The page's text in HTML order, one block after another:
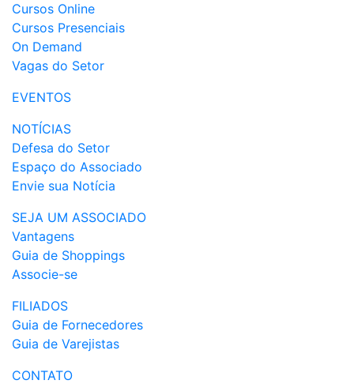
Cursos Online
Cursos Presenciais
On Demand
Vagas do Setor
EVENTOS
NOTÍCIAS
Defesa do Setor
Espaço do Associado
Envie sua Notícia
SEJA UM ASSOCIADO
Vantagens
Guia de Shoppings
Associe-se
FILIADOS
Guia de Fornecedores
Guia de Varejistas
CONTATO